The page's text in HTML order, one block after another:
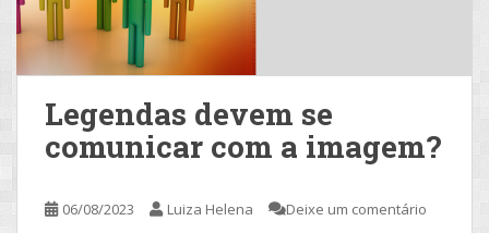
Legendas devem se
comunicar com a imagem?
06/08/2023 Luiza Helena Deixe um comentário